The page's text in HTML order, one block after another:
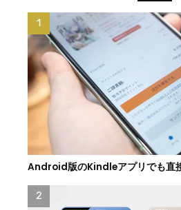
Android版のKindleアプリでも直